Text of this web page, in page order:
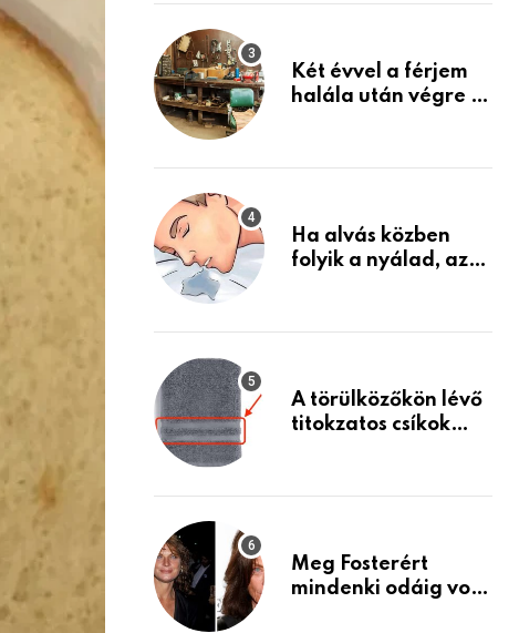
Készülj fel arra, ami
Két évvel a férjem
halála után végre át
holmiját – amit
életemet
Ha alvás közben
folyik a nyálad, az
A törülközőkön lévő
titokzatos csíkok
Meg Fosterért
mindenki odáig volt